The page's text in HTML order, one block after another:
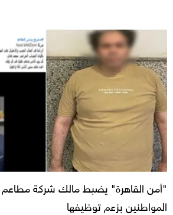
"أمن القاهرة" يضبط مالك شركة
المواطنين بزعم توظيفها